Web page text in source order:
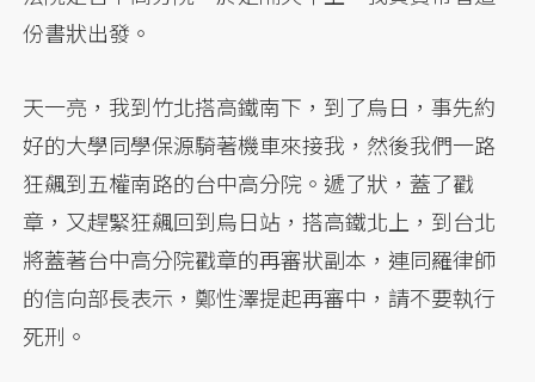
份書狀出發。
天一亮，我到竹北搭高鐵南下，到了烏日，事先約
好的大學同學保源騎著機車來接我，然後我們一路
狂飆到五權南路的台中高分院。遞了狀，蓋了戳
章，又趕緊狂飆回到烏日站，搭高鐵北上，到台北
將蓋著台中高分院戳章的再審狀副本，連同羅律師
的信向部長表示，鄭性澤提起再審中，請不要執行
死刑。